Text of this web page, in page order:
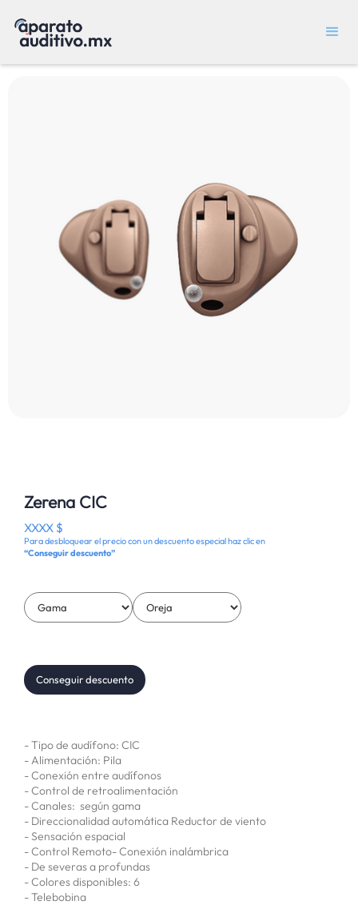
Zerena CIC
XXXX $
Para desbloquear el precio con un descuento especial haz clic en
“Conseguir descuento”
Conseguir descuento
- Tipo de audífono: CIC
- Alimentación: Pila
- Conexión entre audífonos
- Control de retroalimentación
- Canales: según gama
- Direccionalidad automática Reductor de viento
- Sensación espacial
- Control Remoto- Conexión inalámbrica
- De severas a profundas
- Colores disponibles: 6
- Telebobina